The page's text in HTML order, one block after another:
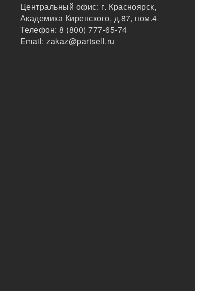
Центральный офис: г. Красноярск,
Академика Киренского, д.87, пом.4
Телефон:8 (800) 777-65-74
Email:zakaz@partsell.ru